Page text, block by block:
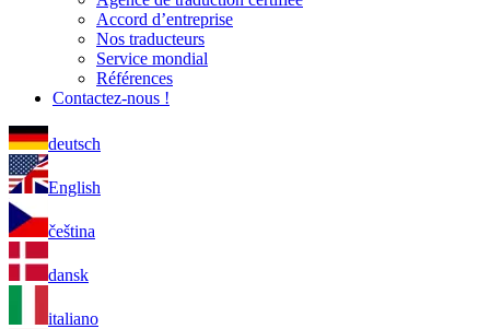
Accord d’entreprise
Nos traducteurs
Service mondial
Références
Contactez-nous !
deutsch
English
čeština
dansk
italiano